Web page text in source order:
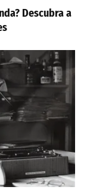
Descubra a